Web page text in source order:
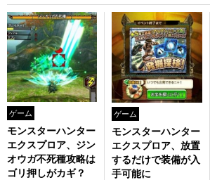
ゲーム
モンスターハンター
エクスプロア、ジン
オウガ不死種攻略は
ゴリ押しがカギ？
ゲーム
モンスターハンター
エクスプロア、放置
するだけで装備が入
手可能に